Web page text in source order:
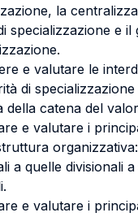
la
specializzazione e il
e valutare le
di
della catena del
e valutare i
a quelle divisionali
e valutare i